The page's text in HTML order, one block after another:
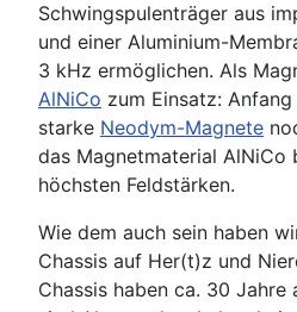
Schwingspulenträger aus
und einer Aluminium-
3 kHz ermöglichen. Als
AlNiCo zum Einsatz:
starke Neodym-Magnete
das Magnetmaterial AlNiCo
höchsten Feldstärken.
Wie dem auch sein haben
Chassis auf Her(t)z und
Chassis haben ca. 30 Jahre